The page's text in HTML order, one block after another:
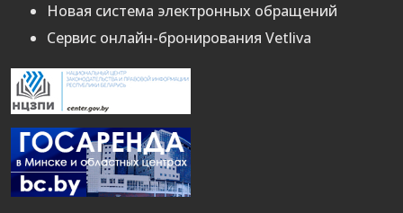
Новая система электронных обращений
Сервис онлайн-бронирования Vetliva